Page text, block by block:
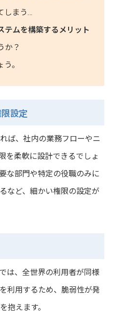
しまう…
テムを構築するメリット
か？
。
設定
ば、社内の業務フローやニ
を柔軟に設計できるでしょ
な部門や特定の役職のみに
など、細かい権限の設定が
は、全世界の利用者が同様
利用するため、脆弱性が発
抱えます。